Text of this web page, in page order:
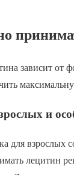
зависит
и
для взрослых
лецитин